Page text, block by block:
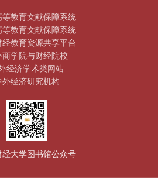
等教育文献保障系统
等教育文献保障系统
经教育资源共享平台
商学院与财经院校
经济学术类网站
外经济研究机构
经大学图书馆公众号